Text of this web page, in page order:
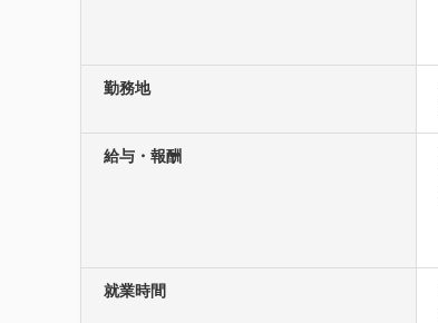
勤務地
給与・報酬
就業時間